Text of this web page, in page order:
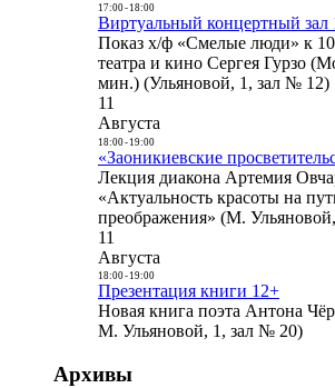
17:00- 18:00
Виртуальный концертный зал
Показ х/ф «Смелые люди» к
театра и кино Сергея Гурзо
мин.) (Ульяновой, 1, зал № 12)
11
Августа
18:00- 19:00
«Заоникиевские
Лекция диакона Артемия
«Актуальность красоты на
преображения» (М.
11
Августа
18:00- 19:00
Презентация книги 12+
Новая книга поэта Антона
М. Ульяновой, 1, зал № 20)
Архивы